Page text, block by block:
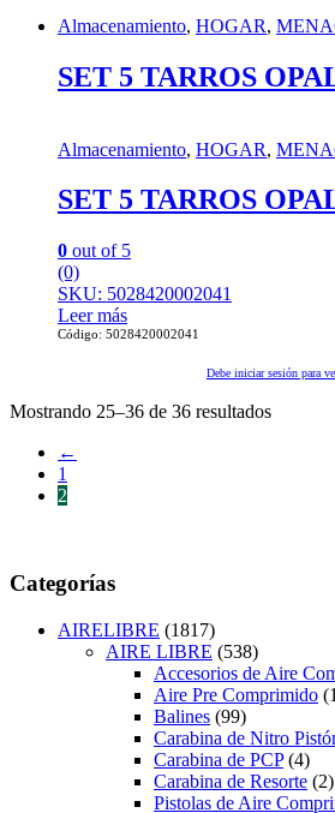
Almacenamiento, HOGAR,
SET 5 TARROS
Almacenamiento, HOGAR,
SET 5 TARROS
0 out of 5
(0)
SKU: 5028420002041
Leer más
Código: 5028420002041
Debe iniciar sesión para
Mostrando 25–36 de 36 resultados
←
1
2
Categorías
AIRELIBRE (1817)
AIRE LIBRE (538)
Accesorios de Aire
Aire Pre Comprimido
Balines (99)
Carabina de Nitro
Carabina de PCP (4)
Carabina de Resorte (2)
Pistolas de Aire